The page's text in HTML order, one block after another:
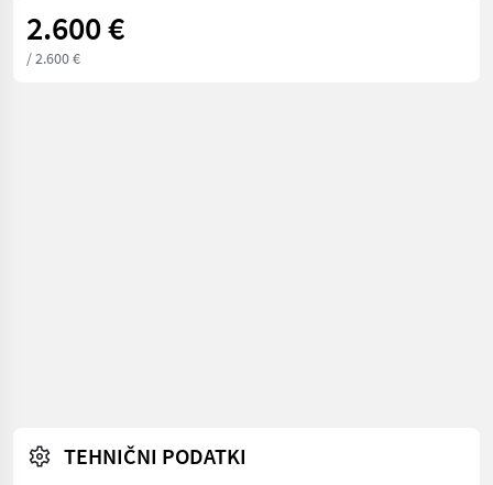
2.600 €
/ 2.600 €
TEHNIČNI PODATKI